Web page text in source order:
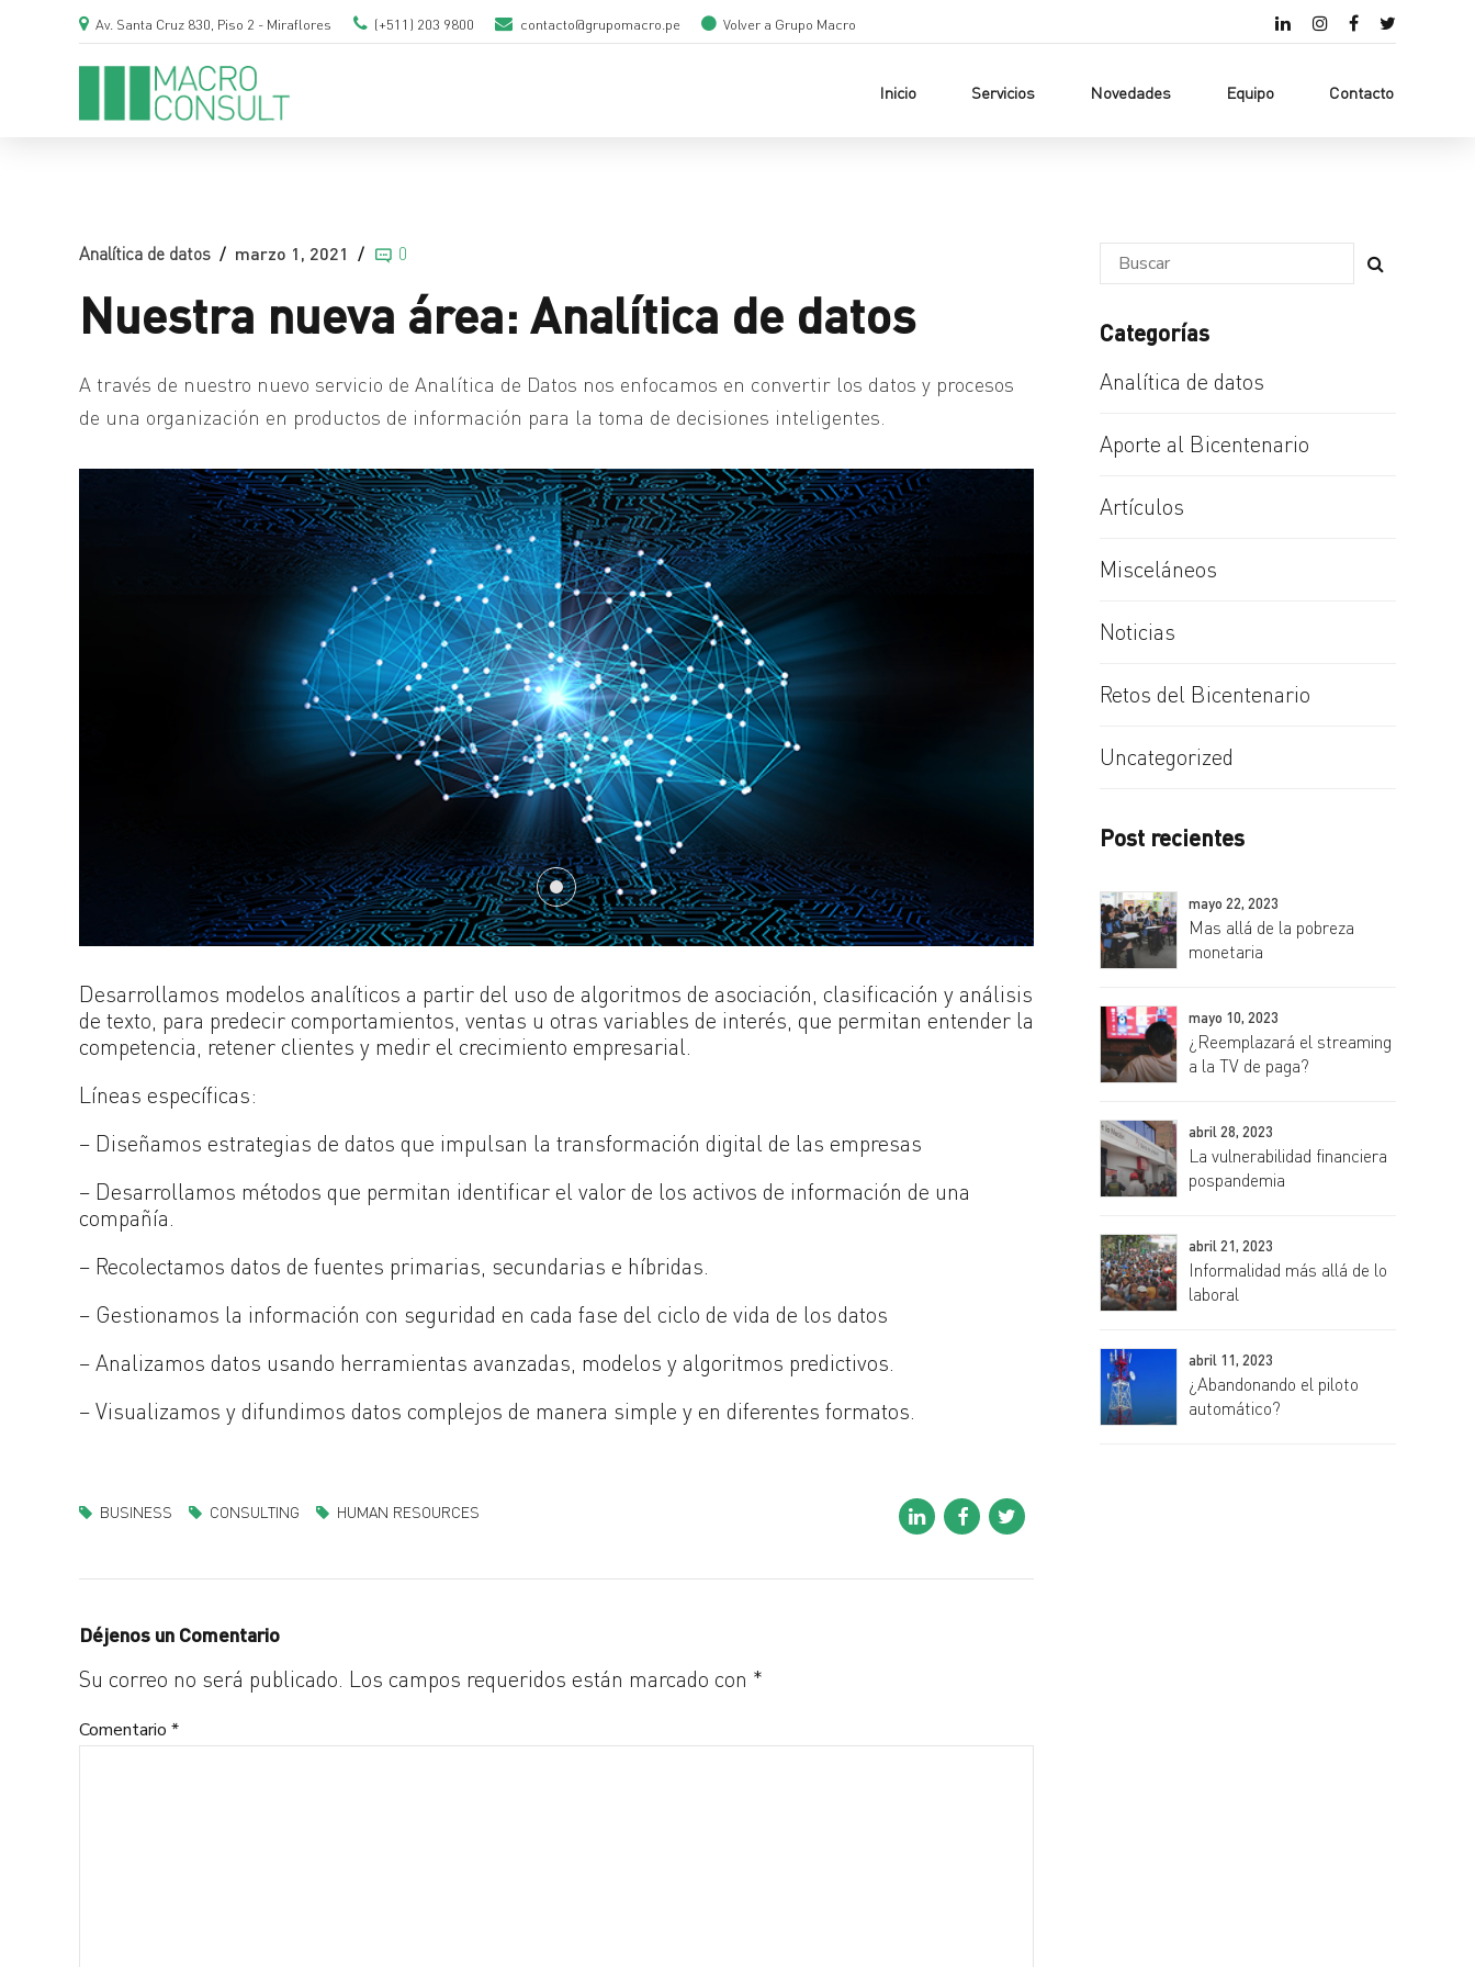
Av. Santa Cruz 830, Piso 2 - Miraflores (+511) 203 9800 contacto@grupomacro.pe Volver a Grupo Macro
Inicio Servicios Novedades Equipo Contacto
Analítica de datos marzo 1, 2021 0
Nuestra nueva área: Analítica de datos
A través de nuestro nuevo servicio de Analítica de Datos nos enfocamos en convertir los datos y procesos
de una organización en productos de información para la toma de decisiones inteligentes.
Desarrollamos modelos analíticos a partir del uso de algoritmos de asociación, clasificación y análisis
de texto, para predecir comportamientos, ventas u otras variables de interés, que permitan entender la
competencia, retener clientes y medir el crecimiento empresarial.
Líneas específicas:
– Diseñamos estrategias de datos que impulsan la transformación digital de las empresas
– Desarrollamos métodos que permitan identificar el valor de los activos de información de una
compañía.
– Recolectamos datos de fuentes primarias, secundarias e híbridas.
– Gestionamos la información con seguridad en cada fase del ciclo de vida de los datos
– Analizamos datos usando herramientas avanzadas, modelos y algoritmos predictivos.
– Visualizamos y difundimos datos complejos de manera simple y en diferentes formatos.
BUSINESS CONSULTING HUMAN RESOURCES
Déjenos un Comentario
Su correo no será publicado. Los campos requeridos están marcado con *
Comentario *
Categorías
Analítica de datos
Aporte al Bicentenario
Artículos
Misceláneos
Noticias
Retos del Bicentenario
Uncategorized
Post recientes
mayo 22, 2023
Mas allá de la pobreza
monetaria
mayo 10, 2023
¿Reemplazará el streaming
a la TV de paga?
abril 28, 2023
La vulnerabilidad financiera
pospandemia
abril 21, 2023
Informalidad más allá de lo
laboral
abril 11, 2023
¿Abandonando el piloto
automático?